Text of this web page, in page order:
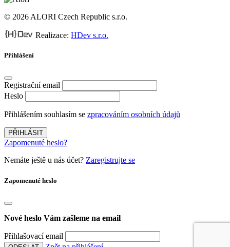
© 2026 ALORI Czech Republic s.r.o.
Realizace: HDev s.r.o.
Přihlášení
Registrační email
Heslo
Přihlášením souhlasím se zpracováním osobních údajů
PŘIHLÁSIT
Zapomenuté heslo?
Nemáte ještě u nás účet? Zaregistrujte se
Zapomenuté heslo
Nové heslo Vám zašleme na email
Přihlašovací email